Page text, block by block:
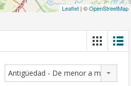
Leaflet | ©OpenStreetMap
Antigüedad - De menor a mayor